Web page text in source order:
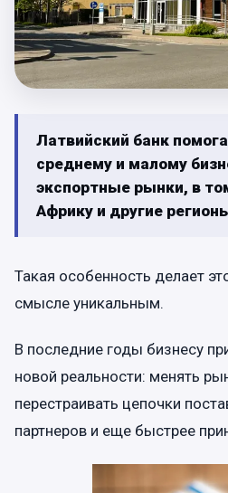
Латвийский банк
среднему и малому
экспортные рынки, в
Африку и другие
Такая особенность делает
смысле уникальным.
В последние годы бизнесу
новой реальности: менять
перестраивать цепочки
партнеров и еще быстрее